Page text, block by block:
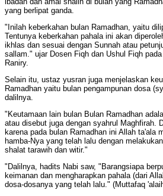
yang berlipat ganda.
"Inilah keberkahan bulan Ramadhan, yaitu
Tentunya keberkahan pahala ini akan
ikhlas dan sesuai dengan Sunnah atau
sallam." ujar Dosen Fiqh dan Ushul Fiqh
Raniry.
Selain itu, ustaz yusran juga menjelaskan
Ramadhan yaitu bulan pengampunan dosa
dalilnya.
"Keutamaan lain bulan Bulan Ramadhan
atau disebut juga dengan syahrul Maghfirah.
karena pada bulan Ramadhan ini Allah ta'ala
hamba-Nya yang telah lalu dengan
shalat tarawih dan witir."
"Dalilnya, hadits Nabi saw, "Barangsiapa
keimanan dan mengharapkan pahala (dari
dosa-dosanya yang telah lalu." (Muttafaq